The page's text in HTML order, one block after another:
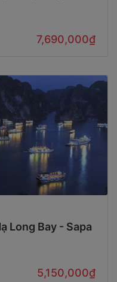
7,690,000₫
Long Bay - Sapa
5,150,000₫